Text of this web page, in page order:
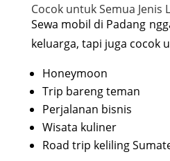
Cocok untuk Semua Jenis
Sewa mobil di Padang
keluarga, tapi juga cocok
Honeymoon
Trip bareng teman
Perjalanan bisnis
Wisata kuliner
Road trip keliling